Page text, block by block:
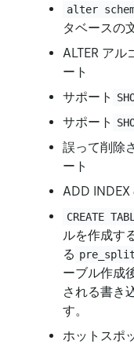
alter
タベースの
ALTER アル
ート
サポート
サポート
誤って削除
ート
ADD INDEX
CREATE
ルを作成す
る
ーブル作成
される書き
す。
ホットスポ